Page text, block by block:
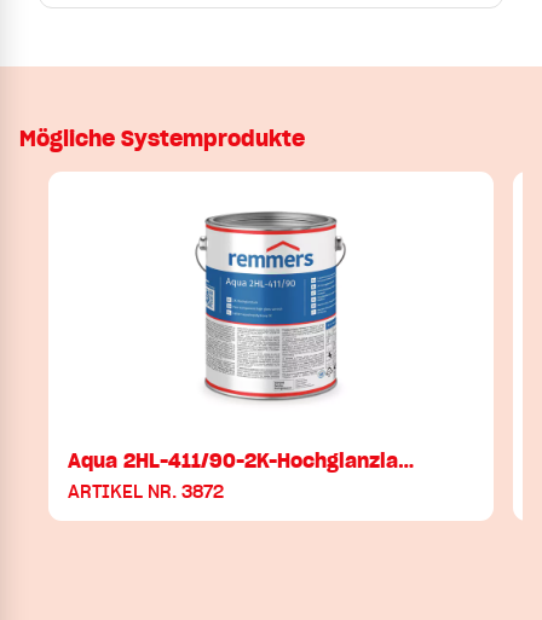
Mögliche Systemprodukte
Aqua 2HL-411/90-2K-Hochglanzla…
ARTIKEL NR. 3872